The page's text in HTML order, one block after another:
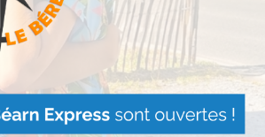
« Vis ma vie de berger »
se poursuit jusqu’à la fin